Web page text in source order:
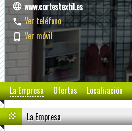
www.cortestextil.es
Ver teléfono
Ver móvil
La Empresa Ofertas Localización
La Empresa